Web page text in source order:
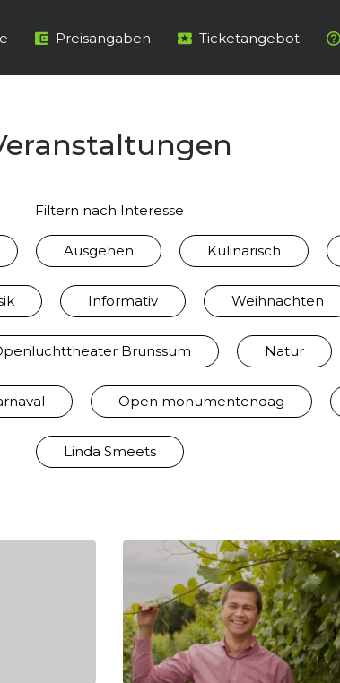
Preisangaben Ticketangebot
Filtern nach Interesse
Ausgehen Kulinarisch
Informativ Weihnachten
Brunssum Natur
Open monumentendag
Linda Smeets